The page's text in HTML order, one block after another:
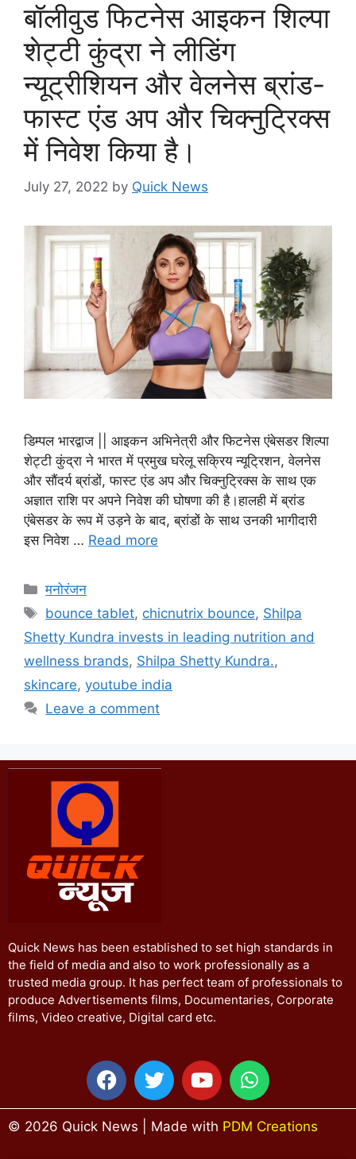
बॉलीवुड फिटनेस आइकन शिल्पा
शेट्टी कुंद्रा ने लीडिंग
न्यूट्रीशियन और वेलनेस ब्रांड-
फास्ट एंड अप और चिक्नुट्रिक्स
में निवेश किया है।
July 27, 2022 by Quick News
डिम्पल भारद्वाज || आइकन अभिनेत्री और फिटनेस एंबेसडर शिल्पा
शेट्टी कुंद्रा ने भारत में प्रमुख घरेलू सक्रिय न्यूट्रिशन, वेलनेस
और सौंदर्य ब्रांडों, फास्ट एंड अप और चिक्नुट्रिक्स के साथ एक
अज्ञात राशि पर अपने निवेश की घोषणा की है।हालही में ब्रांड
एंबेसडर के रूप में उड़ने के बाद, ब्रांडों के साथ उनकी भागीदारी
इस निवेश … Read more
मनोरंजन
bounce tablet, chicnutrix bounce, Shilpa
Shetty Kundra invests in leading nutrition and
wellness brands, Shilpa Shetty Kundra.,
skincare, youtube india
Leave a comment
Quick News has been established to set high standards in
the field of media and also to work professionally as a
trusted media group. It has perfect team of professionals to
produce Advertisements films, Documentaries, Corporate
films, Video creative, Digital card etc.
© 2026 Quick News | Made with PDM Creations